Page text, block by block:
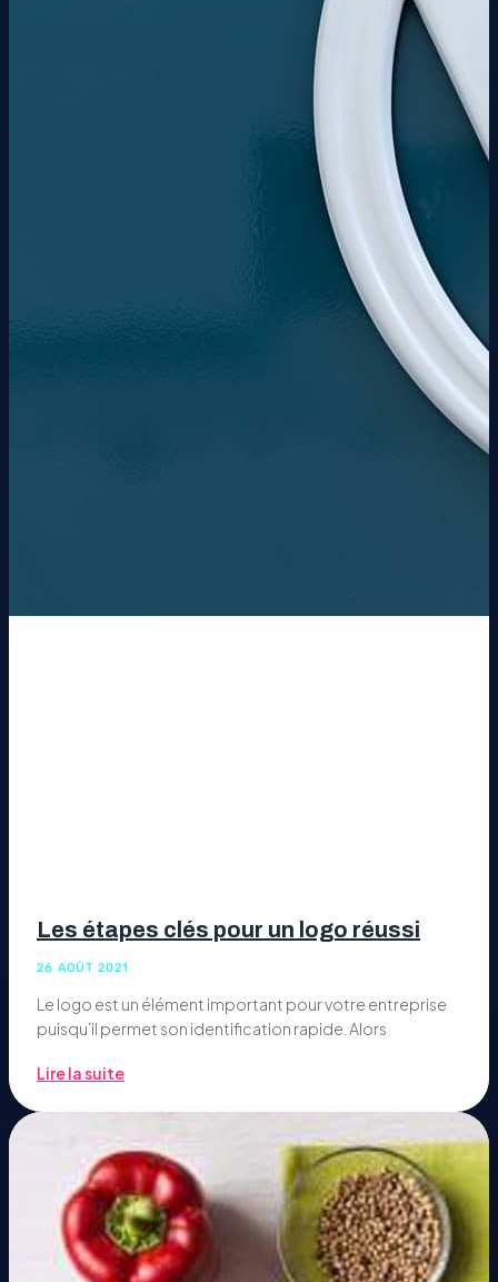
Les étapes clés pour un logo réussi
26 AOÛT 2021
Le logo est un élément important pour votre entreprise
puisqu’il permet son identification rapide. Alors
Lire la suite